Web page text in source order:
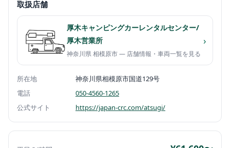
取扱店舗
厚木キャンピングカーレンタルセンター/
厚木営業所
神奈川県 相模原市 — 店舗情報・車両一覧を見る
›
所在地
神奈川県相模原市国道129号
電話
050-4560-1265
公式サイト
https://japan-crc.com/atsugi/